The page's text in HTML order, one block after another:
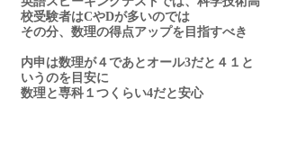
校受験者はCやDが多いのでは
その分、数理の得点アップを目指すべき
内申は数理が４であとオール3だと４１と
いうのを目安に
数理と専科１つくらい4だと安心